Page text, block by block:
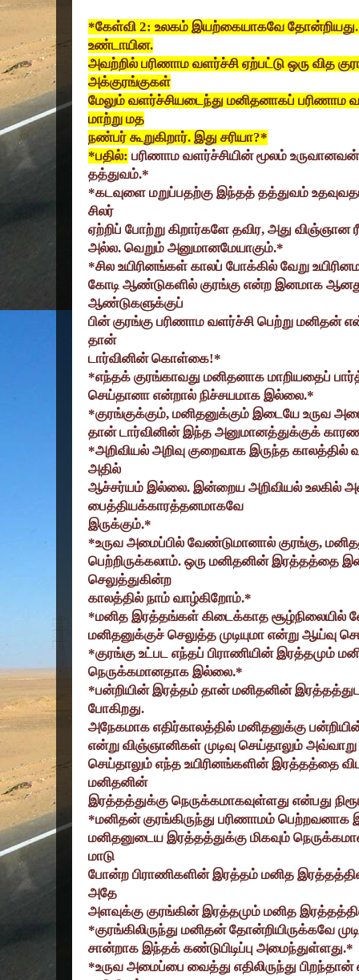
*கேள்வி 2: உலகம் இயற்கையாகவே தோன்றியது.
உண்டாயின.
அவற்றில் பரிணாம வளர்ச்சி ஏற்பட்டு ஒரு வித
அக்குரங்குகள்
மேலும் வளர்ச்சியடைந்து மனிதனாகப் பரிணாம
மாற்று மத
நண்பர் கூறுகிறார். இது சரியா?*
*பதில்: பரிணாம வளர்ச்சியின் மூலம்
தத்துவம்.*
*கடவுளை மறுப்பதற்கு இந்தத் தத்துவம்
சிலர்
ஏற்றிப் போற்று கிறார்களே தவிர, அது விஞ்ஞான
அல்ல. வெறும் அனுமானமேயாகும்.*
*சில உயிரினங்கள் காலப் போக்கில் வேறு
கோடி ஆண்டுகளில் குரங்கு என்ற இனமாக
ஆண்டுகளுக்குப்
பின் குரங்கு பரிணாம வளர்ச்சி பெற்று மனிதன்
தான்
டார்வினின் கொள்கை!*
*எந்தக் குரங்காவது மனிதனாக மாறியதைப்
செய்தானா என்றால் நிச்சயமாக இல்லை.*
*குரங்குக்கும், மனிதனுக்கும் இடையே உருவ
தான் டார்வினின் இந்த அனுமானத்துக்குக்
*அறிவியல் அறிவு குறைவாக இருந்த
அதில்
ஆச்சர்யம் இல்லை. இன்றைய அறிவியல் உலகில்
பைத்தியக்காரத்தனமாகவே
இருக்கும்.*
*உருவ அமைப்பில் வேண்டுமானால் குரங்கு,
பெற்றிருக்கலாம். ஒரு மனிதனின் இரத்தத்தை
செலுத்துகின்ற
காலத்தில் நாம் வாழ்கிறோம்.*
*மனித இரத்தங்கள் கிடைக்காத சூழ்நிலையில்
மனிதனுக்குச் செலுத்த முடியுமா என்று ஆய்வு
*குரங்கு உட்பட எந்தப் பிராணியின் இரத்தமும்
நெருக்கமானதாக இல்லை.*
*பன்றியின் இரத்தம் தான் மனிதனின்
போகிறது.
அநேகமாக எதிர்காலத்தில் மனிதனுக்கு
என்று விஞ்ஞானிகள் முடிவு செய்தாலும் அவ்வாறு
செய்தாலும் எந்த உயிரினங்களின் இரத்தத்தை
மனிதனின்
இரத்தத்துக்கு நெருக்கமாகவுள்ளது என்பது
*மனிதன் குரங்கிருந்து பரிணாமம்
மனிதனுடைய இரத்தத்துக்கு மிகவும்
மாடு
போன்ற பிராணிகளின் இரத்தம் மனித
அதே
அளவுக்கு குரங்கின் இரத்தமும் மனித
*குரங்கிலிருந்து மனிதன் தோன்றியிருக்கவே
சான்றாக இந்தக் கண்டுபிடிப்பு அமைந்துள்ளது.*
*உருவ அமைப்பை வைத்து எதிலிருந்து பிறந்தான்